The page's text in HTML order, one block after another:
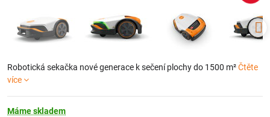
Robotická sekačka nové generace k sečení plochy do 1500 m²Čtěte
více
Máme skladem